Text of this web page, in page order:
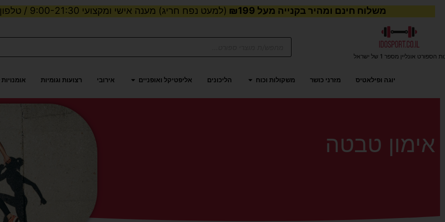
משלוח חינם ומהיר בקנייה מעל ₪199 (למעט נפח חריג) מענה אישי ומקצועי 9:00-21:30 / טלפון:
הספורט אונליין מספר 1 של ישראל
Products
יוגה ופילאטיס מזרני כושר משקולות וכוח פתח משקולות וכוח
הליכונים אליפטיקל ואופניים פתח אליפטיקל ואופניים
אירובי רצועות וגומיות
אימון טבטה